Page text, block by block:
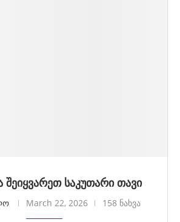
შეიყვარეთ საკუთარი თავი
March 22, 2026 158 ნახვა